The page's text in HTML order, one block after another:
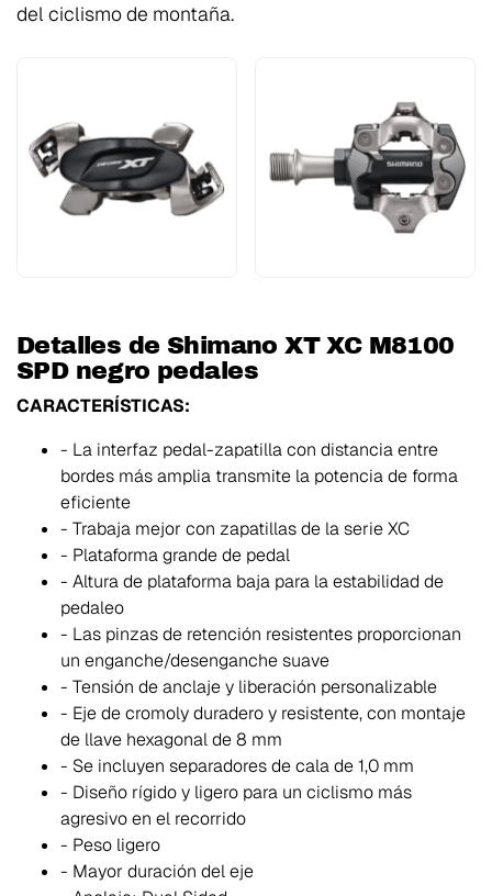
del ciclismo de montaña.
Detalles de Shimano XT XC M8100
SPD negro pedales
CARACTERÍSTICAS:
- La interfaz pedal-zapatilla con distancia entre
bordes más amplia transmite la potencia de forma
eficiente
- Trabaja mejor con zapatillas de la serie XC
- Plataforma grande de pedal
- Altura de plataforma baja para la estabilidad de
pedaleo
- Las pinzas de retención resistentes proporcionan
un enganche/desenganche suave
- Tensión de anclaje y liberación personalizable
- Eje de cromoly duradero y resistente, con montaje
de llave hexagonal de 8 mm
- Se incluyen separadores de cala de 1,0 mm
- Diseño rígido y ligero para un ciclismo más
agresivo en el recorrido
- Peso ligero
- Mayor duración del eje